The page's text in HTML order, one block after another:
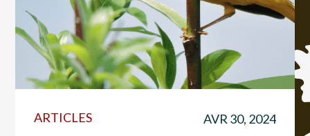
ARTICLES AVR 30, 2024